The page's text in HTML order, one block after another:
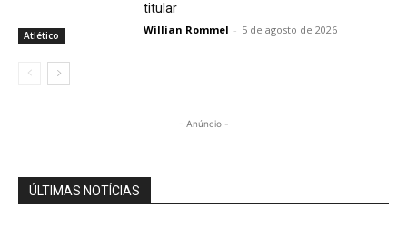
Atlético
titular
Willian Rommel - 5 de agosto de 2026
- Anúncio -
ÚLTIMAS NOTÍCIAS